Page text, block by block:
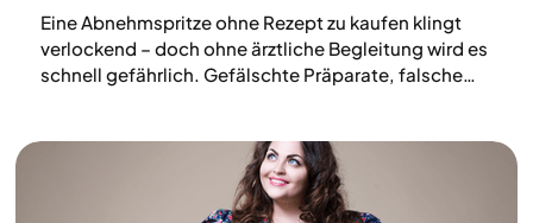
Eine Abnehmspritze ohne Rezept zu kaufen klingt
verlockend – doch ohne ärztliche Begleitung wird es
schnell gefährlich. Gefälschte Präparate, falsche
warum eine medizinische Betreuung bei der
Behandlung von Übergewicht unverzichtbar ist –
und wie eine sichere, nachhaltige Therapie aussieht.